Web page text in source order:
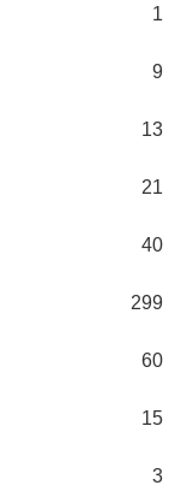
1
9
13
21
40
299
60
15
3